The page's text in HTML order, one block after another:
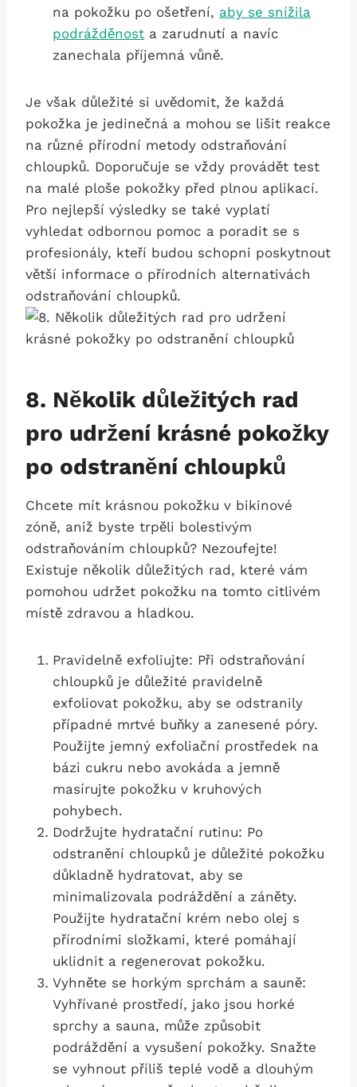
na pokožku po ošetření, aby se snížila
podrážděnost a zarudnutí a‍ navíc
zanechala příjemná vůně.
Je však důležité si‍ uvědomit, že každá⁣
pokožka je jedinečná a mohou se lišit reakce
na různé přírodní metody‍ odstraňování
chloupků.⁤ Doporučuje⁤ se vždy ⁣provádět test
na malé ploše pokožky před plnou aplikací.
Pro nejlepší ⁢výsledky se také vyplatí
vyhledat⁢ odbornou pomoc a poradit se s
profesionály, kteří budou schopni ‍poskytnout⁤
větší informace o ‍přírodních alternativách
odstraňování chloupků.
8.‍ Několik důležitých rad
pro udržení krásné pokožky
po odstranění chloupků
Chcete ⁣mít krásnou pokožku⁢ v bikinové
⁤zóně, aniž byste trpěli bolestivým
odstraňováním chloupků? Nezoufejte!
Existuje několik ⁢důležitých rad, které vám
pomohou udržet pokožku na tomto citlivém
místě zdravou a hladkou.
Pravidelně exfoliujte: Při odstraňování
chloupků ​je důležité pravidelně
exfoliovat pokožku, aby se odstranily
případné mrtvé buňky a zanesené póry.
Použijte jemný⁤ exfoliační prostředek na
bázi cukru​ nebo avokáda a jemně
masírujte pokožku v kruhových
pohybech.
Dodržujte hydratační ⁣rutinu: Po
odstranění chloupků je důležité pokožku
důkladně hydratovat,⁢ aby se
minimalizovala podráždění ⁣a záněty.
Použijte hydratační krém nebo olej s
přírodními složkami,​ které pomáhají
uklidnit a regenerovat pokožku.
Vyhněte se horkým sprchám a sauně:
Vyhřívané prostředí, jako jsou horké
sprchy a sauna, může způsobit
podráždění a vysušení pokožky. Snažte
se vyhnout‍ příliš teplé vodě a dlouhým